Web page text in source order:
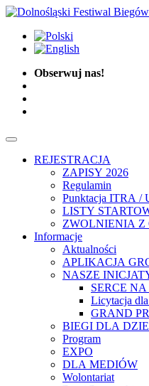
Obserwuj nas!
REJESTRACJA
ZAPISY 2026
Regulamin
Punktacja ITRA /
LISTY
ZWOLNIENIA Z
Informacje
Aktualności
APLIKACJA
NASZE
SERCE
Licytacja
GRAND
BIEGI DLA
Program
EXPO
DLA MEDIÓW
Wolontariat